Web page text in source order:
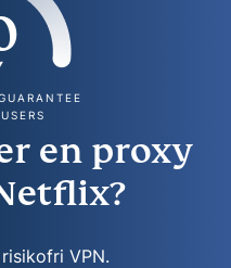
en proxy
VPN.